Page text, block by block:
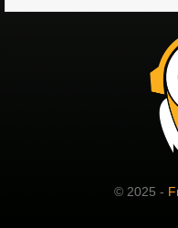
© 2025 -